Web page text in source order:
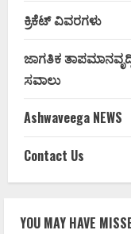
ಕ್ರಿಕೆಟ್ ವಿವರಗಳು
ಜಾಗತಿಕ
ಸವಾಲು
Ashwaveega NEWS
Contact Us
YOU MAY HAVE